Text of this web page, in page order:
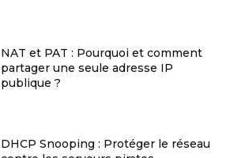
NAT et PAT : Pourquoi et comment
partager une seule adresse IP
publique ?
DHCP Snooping : Protéger le réseau